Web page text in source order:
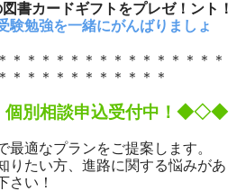
書カードギフトをプレゼ！ント！
験勉強を一緒にがんばりましょ
＊＊＊＊＊＊＊＊＊＊＊＊＊＊＊
＊＊＊＊＊＊＊＊＊＊＊
別相談申込受付中！◆◇◆
最適なプランをご提案します。
りたい方、進路に関する悩みがあ
さい！